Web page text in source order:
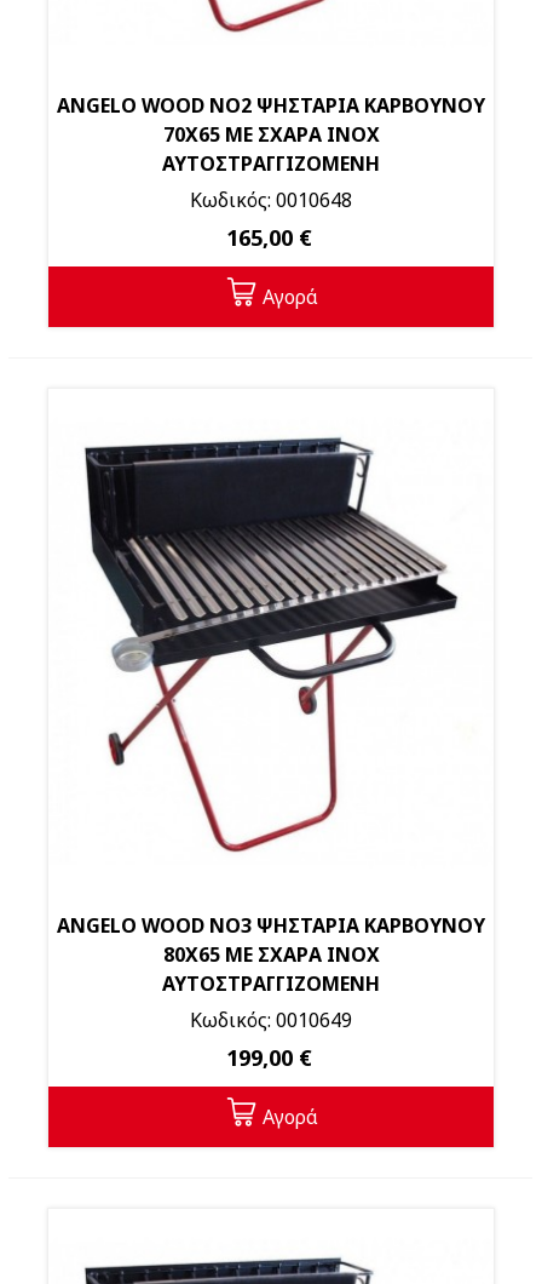
ANGELO WOOD NO2 ΨΗΣΤΑΡΙΑ ΚΑΡΒΟΥΝΟΥ
70Χ65 ΜΕ ΣΧΑΡΑ ΙΝΟΧ
ΑΥΤΟΣΤΡΑΓΓΙΖΟΜΕΝΗ
Κωδικός: 0010648
165,00 €
Αγορά
ANGELO WOOD NO3 ΨΗΣΤΑΡΙΑ ΚΑΡΒΟΥΝΟΥ
80Χ65 ΜΕ ΣΧΑΡΑ ΙΝΟΧ
ΑΥΤΟΣΤΡΑΓΓΙΖΟΜΕΝΗ
Κωδικός: 0010649
199,00 €
Αγορά